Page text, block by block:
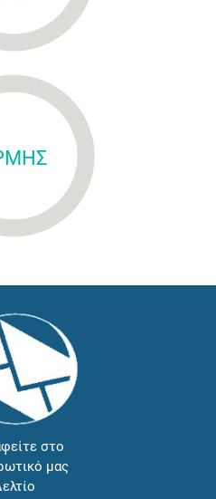
στο
μας